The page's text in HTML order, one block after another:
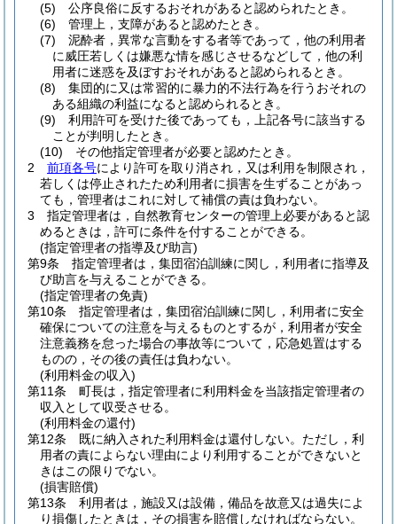
(5)
公序良俗に反するおそれがあると認められたとき。
(6)
管理上，支障があると認めたとき。
(7)
泥酔者，異常な言動をする者等であって，他の利用者
に威圧若しくは嫌悪な情を感じさせるなどして，他の利
用者に迷惑を及ぼすおそれがあると認められるとき。
(8)
集団的に又は常習的に暴力的不法行為を行うおそれの
ある組織の利益になると認められるとき。
(9)
利用許可を受けた後であっても，上記各号に該当する
ことが判明したとき。
(10)
その他指定管理者が必要と認めたとき。
2
前項各号により許可を取り消され，又は利用を制限され，
若しくは停止されたため利用者に損害を生ずることがあっ
ても，管理者はこれに対して補償の責は負わない。
3
指定管理者は，自然教育センターの管理上必要があると認
めるときは，許可に条件を付することができる。
(指定管理者の指導及び助言)
第9条
指定管理者は，集団宿泊訓練に関し，利用者に指導及
び助言を与えることができる。
(指定管理者の免責)
第10条
指定管理者は，集団宿泊訓練に関し，利用者に安全
確保についての注意を与えるものとするが，利用者が安全
注意義務を怠った場合の事故等について，応急処置はする
ものの，その後の責任は負わない。
(利用料金の収入)
第11条
町長は，指定管理者に利用料金を当該指定管理者の
収入として収受させる。
(利用料金の還付)
第12条
既に納入された利用料金は還付しない。 ただし，利
用者の責によらない理由により利用することができないと
きはこの限りでない。
(損害賠償)
第13条
利用者は，施設又は設備，備品を故意又は過失によ
り損傷したときは，その損害を賠償しなければならない。